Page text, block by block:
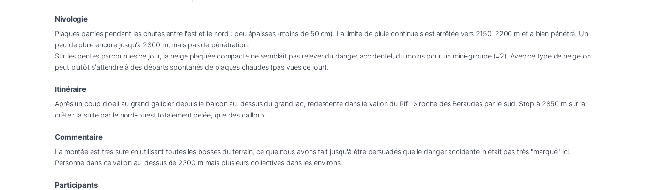
Nivologie
Plaques parties pendant les chutes entre l'est et le nord : peu épaisses (moins de 50 cm). La limite de pluie continue s'est arrêtée vers 2150-2200 m et a bien pénétré. Un
peu de pluie encore jusqu'à 2300 m, mais pas de pénétration.
Sur les pentes parcourues ce jour, la neige plaquée compacte ne semblait pas relever du danger accidentel, du moins pour un mini-groupe (=2). Avec ce type de neige on
peut plutôt s'attendre à des départs spontanés de plaques chaudes (pas vues ce jour).
Itinéraire
Après un coup d'oeil au grand galibier depuis le balcon au-dessus du grand lac, redescente dans le vallon du Rif -> roche des Beraudes par le sud. Stop à 2850 m sur la
crête : la suite par le nord-ouest totalement pelée, que des cailloux.
Commentaire
La montée est très sure en utilisant toutes les bosses du terrain, ce que nous avons fait jusqu'à être persuadés que le danger accidentel n'était pas très "marqué" ici.
Personne dans ce vallon au-dessus de 2300 m mais plusieurs collectives dans les environs.
Participants